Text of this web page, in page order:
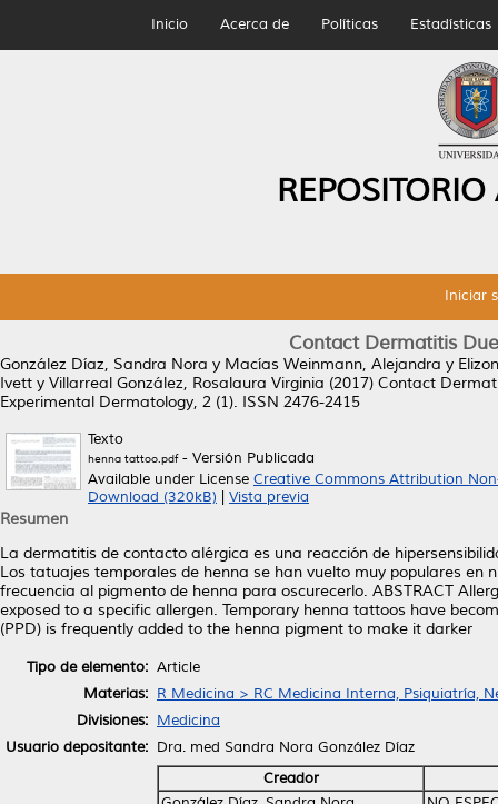
Inicio Acerca de Políticas Estadísticas
Iniciar
Contact Dermatitis
González Díaz, Sandra Nora y Macías Weinmann, Alejandra y
Ivett y Villarreal González, Rosalaura Virginia (2017) Contact
Experimental Dermatology, 2 (1). ISSN 2476-2415
Texto
henna tattoo.pdf- Versión Publicada
Available under License Creative Commons Attribution
Download (320kB)
Vista previa
Resumen
La dermatitis de contacto alérgica es una reacción de
Los tatuajes temporales de henna se han vuelto muy populares en
frecuencia al pigmento de henna para oscurecerlo. ABSTRACT
exposed to a specific allergen. Temporary henna tattoos have
(PPD) is frequently added to the henna pigment to make it darker
Tipo de elemento: Article
Materias: R Medicina > RC Medicina Interna, Psiquiatría,
Divisiones: Medicina
Usuario depositante: Dra. med Sandra Nora González Díaz
Creador